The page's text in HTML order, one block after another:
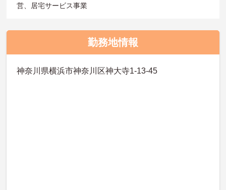
営、居宅サービス事業
勤務地情報
神奈川県横浜市神奈川区神大寺1-13-45